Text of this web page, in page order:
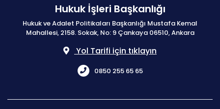
Hukuk İşleri Başkanlığı
Hukuk ve Adalet Politikaları Başkanlığı Mustafa Kemal
Mahallesi, 2158. Sokak, No: 9 Çankaya 06510, Ankara
Yol Tarifi için tıklayın
0850 255 65 65